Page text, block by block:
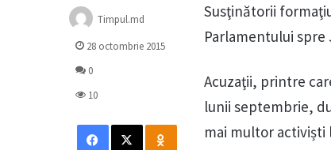
Susţinătorii
Parlamentului
Acuzaţii, printre
lunii septembrie,
mai multor
Timpul.md
28 octombrie 2015
0
10
Facebook
X Odnoklassniki